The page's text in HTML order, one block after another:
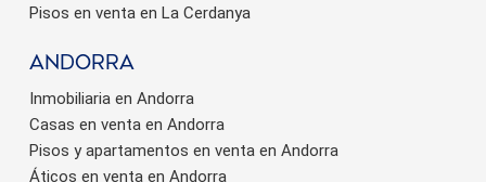
Pisos en venta en La Cerdanya
Andorra
Inmobiliaria en Andorra
Casas en venta en Andorra
Pisos y apartamentos en venta en Andorra
Áticos en venta en Andorra